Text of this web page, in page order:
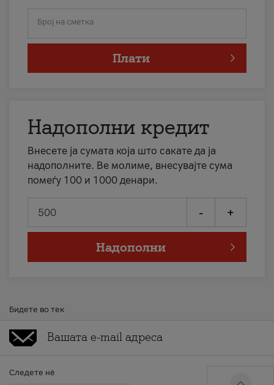
Број на сметка
Плати
Надополни кредит
Внесете ја сумата која што сакате да ја
надополните. Ве молиме, внесувајте сума
помеѓу 100 и 1000 денари.
- +
Надополни
Бидете во тек
Следете нè